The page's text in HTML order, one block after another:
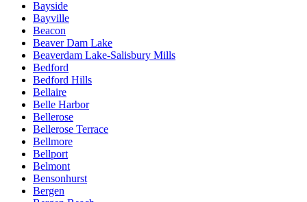
Bayside
Bayville
Beacon
Beaver Dam Lake
Beaverdam Lake-Salisbury Mills
Bedford
Bedford Hills
Bellaire
Belle Harbor
Bellerose
Bellerose Terrace
Bellmore
Bellport
Belmont
Bensonhurst
Bergen